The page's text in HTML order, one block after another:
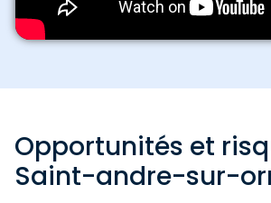
Opportunités et
Saint-andre-sur-